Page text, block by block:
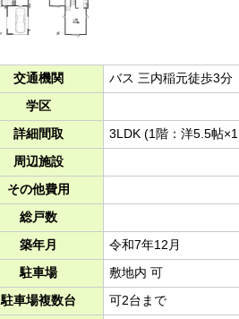
交通機関
バス 三内稲元徒歩3分
学区
詳細間取
3LDK (1階：洋5.5帖
周辺施設
その他費用
総戸数
築年月
令和7年12月
駐車場
敷地内 可
駐車場複数台
可2台まで